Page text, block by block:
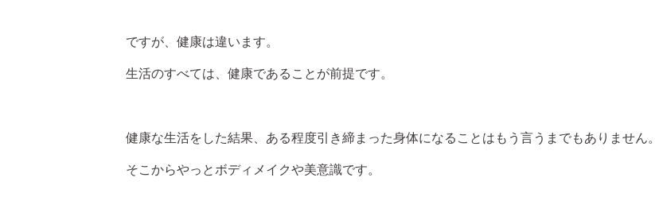
ですが、健康は違います。
生活のすべては、健康であることが前提です。
健康な生活をした結果、ある程度引き締まった身体になることはもう言うまでもありません。
そこからやっとボディメイクや美意識です。